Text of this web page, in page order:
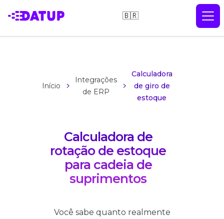
🇧🇷
Início
Integrações
de ERP
Calculadora
de giro de
estoque
Calculadora de
rotação de estoque
para cadeia de
suprimentos
Você sabe quanto realmente